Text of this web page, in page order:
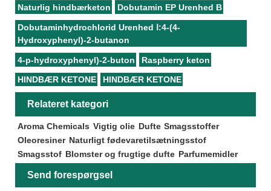
Naturlig hindbærketon Dobutamin EP Urenhed B
Dobutaminhydrochlorid Urenhed Ⅰ:4-(4-
Hydroxyphenyl)-2-butanon
4-p-hydroxyphenyl)-2-buton Raspberry keton
HINDBÆR KETONE HINDBÆR KETONE
Relateret kategori
Aroma Chemicals Vigtig olie Dufte Smagsstoffer
Oleoresiner Naturligt fødevaretilsætningsstof
Smagsstof Blomster og frugtige dufte Parfumemidler
Send forespørgsel